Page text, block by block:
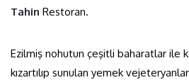
Tahin Restoran.
Ezilmiş nohutun çeşitli baharatlar ile
kızartılıp sunulan yemek